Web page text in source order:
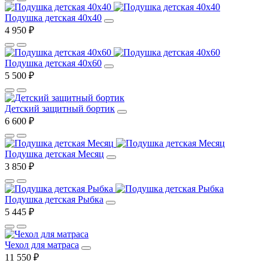
Подушка детская 40х40
4 950 ₽
Подушка детская 40х60
5 500 ₽
Детский защитный бортик
6 600 ₽
Подушка детская Месяц
3 850 ₽
Подушка детская Рыбка
5 445 ₽
Чехол для матраса
11 550 ₽